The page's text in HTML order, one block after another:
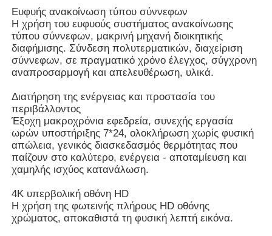
Ευφυής ανακοίνωση τύπου σύννεφων
Η χρήση του ευφυούς συστήματος ανακοίνωσης
τύπου σύννεφων, μακρινή μηχανή διοικητικής
διαφήμισης. Σύνδεση πολυτερματικών, διαχείριση
σύννεφων, σε πραγματικό χρόνο έλεγχος, σύγχρονη
αναπροσαρμογή και απελευθέρωση, υλικά.
Διατήρηση της ενέργειας και προστασία του
περιβάλλοντος
Έξοχη μακροχρόνια εφεδρεία, συνεχής εργασία
ωρών υποστήριξης 7*24, ολοκλήρωση χωρίς φυσική
απώλεια, γενικός διασκεδασμός θερμότητας που
παίζουν στο καλύτερο, ενέργεια - αποταμίευση και
χαμηλής ισχύος κατανάλωση.
4K υπερβολική οθόνη HD
Η χρήση της φωτεινής πλήρους HD οθόνης
χρώματος, αποκαθιστά τη φυσική λεπτή εικόνα.